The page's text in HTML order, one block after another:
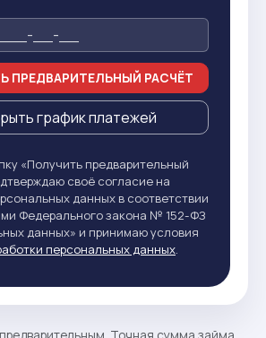
ПРЕДВАРИТЕЛЬНЫЙ РАСЧЁТ
график платежей
«Получить предварительный
своё согласие на
данных в соответствии
Федерального закона № 152-ФЗ
данных» и принимаю условия
персональных данных.